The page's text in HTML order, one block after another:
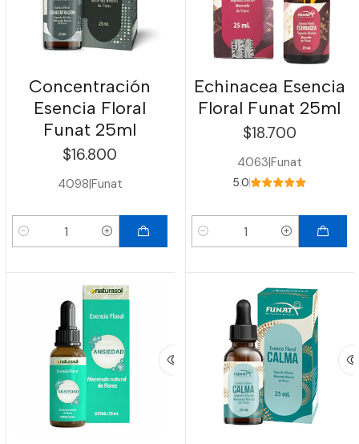
Concentración
Esencia Floral
Funat 25ml
$16.800
4098|Funat
Cantidad
Echinacea Esencia
Floral Funat 25ml
$18.700
4063|Funat
5.0
Cantidad